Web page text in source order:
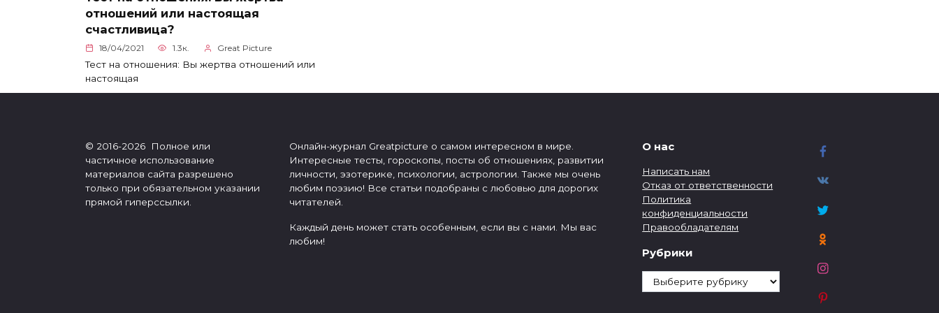
отношений или настоящая
счастливица?
18/04/2021 1.3к. Great Picture
Тест на отношения: Вы жертва отношений или
настоящая
© 2016-2026 Полное или
частичное использование
материалов сайта разрешено
только при обязательном указании
прямой гиперссылки.
Онлайн-журнал Greatpicture о самом интересном в мире.
Интересные тесты, гороскопы, посты об отношениях, развитии
личности, эзотерике, психологии, астрологии. Также мы очень
любим поэзию! Все статьи подобраны с любовью для дорогих
читателей.
Каждый день может стать особенным, если вы с нами. Мы вас
любим!
О нас
Написать нам
Отказ от ответственности
Политика
конфиденциальности
Правообладателям
Рубрики
Рубрики